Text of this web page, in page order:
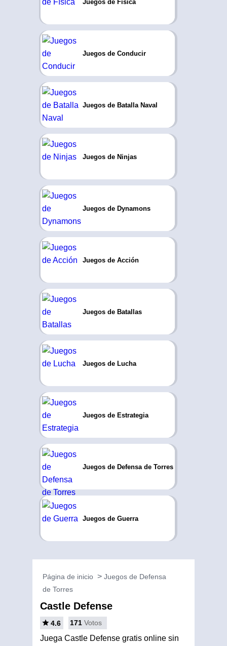
Juegos de Física
Juegos de Conducir
Juegos de Batalla Naval
Juegos de Ninjas
Juegos de Dynamons
Juegos de Acción
Juegos de Batallas
Juegos de Lucha
Juegos de Estrategia
Juegos de Defensa de Torres
Juegos de Guerra
Página de inicio
Juegos de Defensa
de Torres
Castle Defense
4.6 171 Votos
Juega Castle Defense gratis online sin